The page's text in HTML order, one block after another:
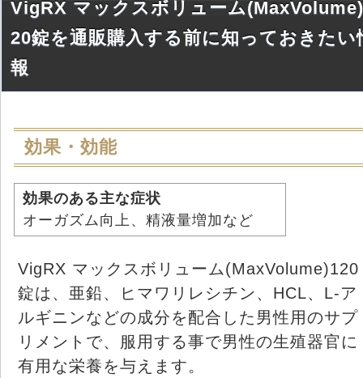
VigRX マックスボリューム
20錠を通販購入する前に知っておきたい
報
効果・効能
効果のある主な症状
オーガズム向上、精液量増加など
VigRX マックスボリューム(MaxVolume)120
錠は、亜鉛、ヒマワリレシチン、HCL、L-ア
ルギニンなどの成分を配合した男性用のサプ
リメントで、服用する事で男性の生殖器官に
有用な栄養を与えます。